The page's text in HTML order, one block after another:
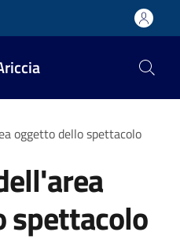
oggetto dello spettacolo
spettacolo